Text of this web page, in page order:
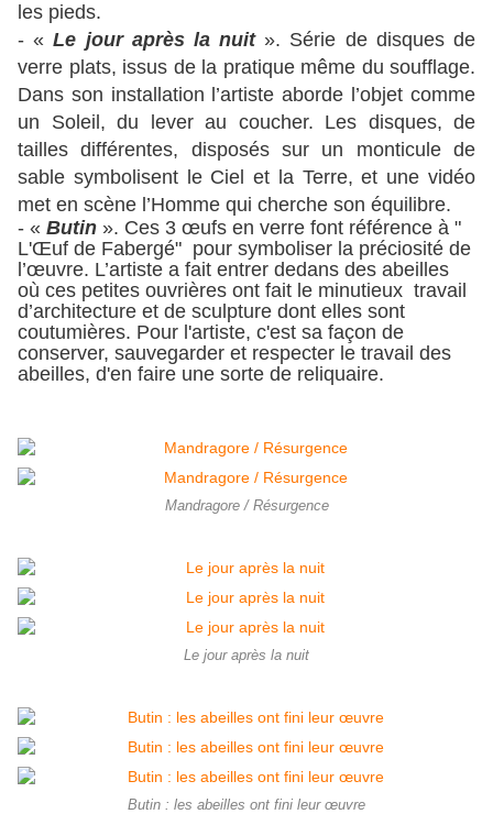
les pieds.
- «Le jour après la nuit». Série de disques de
verre plats, issus de la pratique même du soufflage.
Dans son installation l’artiste aborde l’objet comme
un Soleil, du lever au coucher. Les disques, de
tailles différentes, disposés sur un monticule de
sable symbolisent le Ciel et la Terre, et une vidéo
met en scène l’Homme qui cherche son équilibre.
- « Butin ». Ces 3 œufs en verre font référence à "
L'Œuf de Fabergé" pour symboliser la préciosité de
l’œuvre. L’artiste a fait entrer dedans des abeilles
où ces petites ouvrières ont fait le minutieux travail
d’architecture et de sculpture dont elles sont
coutumières. Pour l'artiste, c'est sa façon de
conserver, sauvegarder et respecter le travail des
abeilles, d'en faire une sorte de reliquaire.
Mandragore / Résurgence
Le jour après la nuit
Butin : les abeilles ont fini leur œuvre